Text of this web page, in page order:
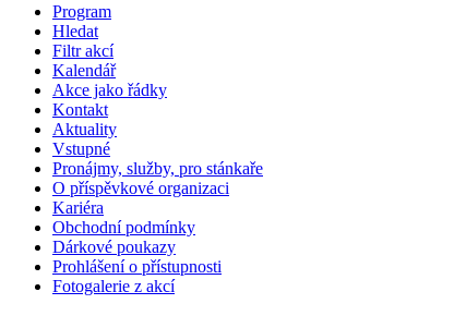
Program
Hledat
Filtr akcí
Kalendář
Akce jako řádky
Kontakt
Aktuality
Vstupné
Pronájmy, služby, pro stánkaře
O příspěvkové organizaci
Kariéra
Obchodní podmínky
Dárkové poukazy
Prohlášení o přístupnosti
Fotogalerie z akcí